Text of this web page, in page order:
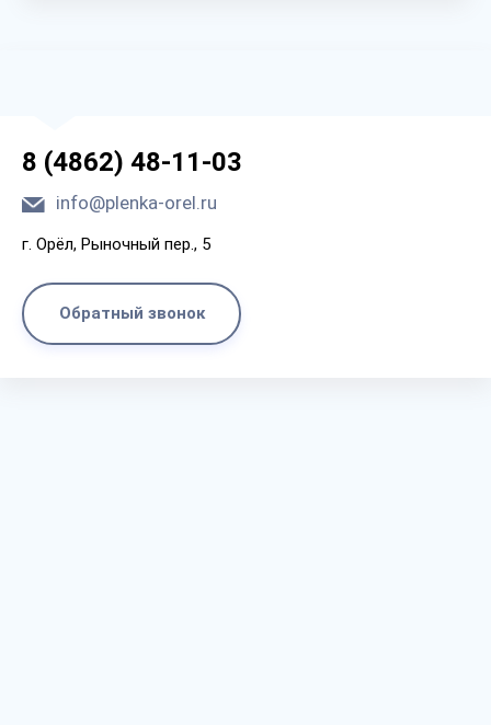
8 (4862) 48-11-03
info@plenka-orel.ru
г. Орёл, Рыночный пер., 5
Обратный звонок